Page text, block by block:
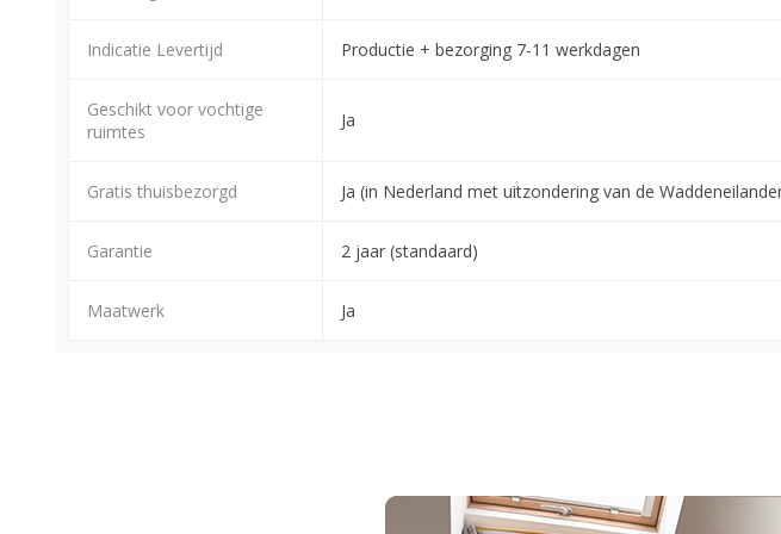
Indicatie Levertijd Productie + bezorging 7-11 werkdagen
Geschikt voor vochtige
ruimtes
Ja
Gratis thuisbezorgd Ja (in Nederland met uitzondering van de
Garantie 2 jaar (standaard)
Maatwerk Ja